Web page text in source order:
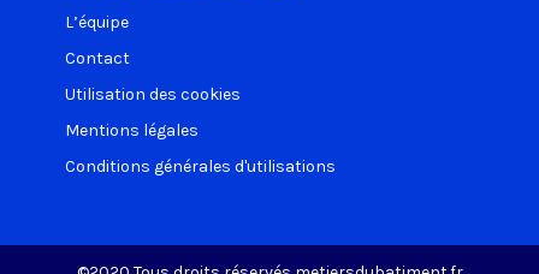
L’équipe
Contact
Utilisation des cookies
Mentions légales
Conditions générales d'utilisations